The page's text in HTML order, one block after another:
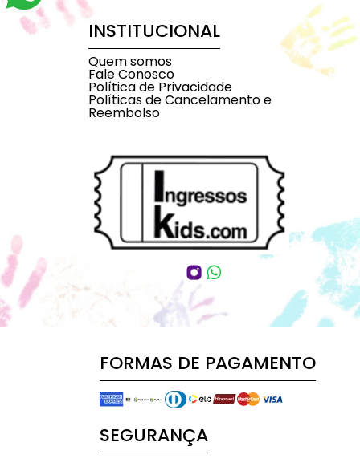
INSTITUCIONAL
Quem somos
Fale Conosco
Política de Privacidade
Políticas de Cancelamento e
Reembolso
FORMAS DE PAGAMENTO
SEGURANÇA